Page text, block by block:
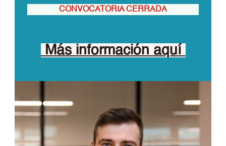
CONVOCATORIA CERRADA
Más información aquí